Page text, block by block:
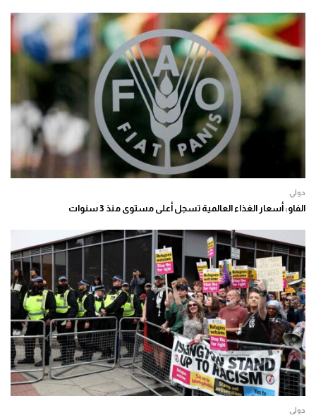
دولي
الفاو: أسعار الغذاء العالمية تسجل أعلى مستوى منذ 3 سنوات
دولي